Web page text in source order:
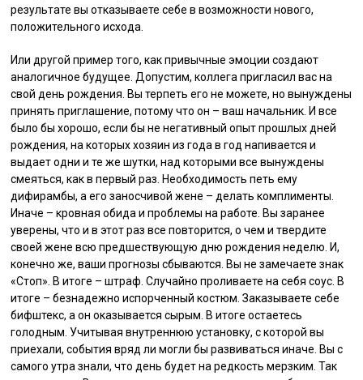
результате вы отказываете себе в возможности нового,
положительного исхода.
Или другой пример того, как привычные эмоции создают
аналогичное будущее. Допустим, коллега пригласил вас на
свой день рождения. Вы терпеть его не можете, но вынуждены
принять приглашение, потому что он – ваш начальник. И все
было бы хорошо, если бы не негативный опыт прошлых дней
рождения, на которых хозяин из года в год напивается и
выдает одни и те же шутки, над которыми все вынуждены
смеяться, как в первый раз. Необходимость петь ему
дифирамбы, а его заносчивой жене – делать комплименты.
Иначе – кровная обида и проблемы на работе. Вы заранее
уверены, что и в этот раз все повторится, о чем и твердите
своей жене всю предшествующую дню рождения неделю. И,
конечно же, ваши прогнозы сбываются. Вы не замечаете знак
«Стоп». В итоге – штраф. Случайно проливаете на себя соус. В
итоге – безнадежно испорченный костюм. Заказываете себе
бифштекс, а он оказывается сырым. В итоге остаетесь
голодным. Учитывая внутреннюю установку, с которой вы
приехали, события вряд ли могли бы развиваться иначе. Вы с
самого утра знали, что день будет на редкость мерзким. Так